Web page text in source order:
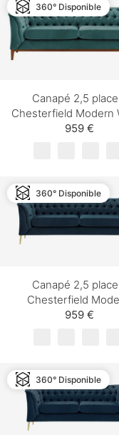
360° Disponible
Canapé 2,5
Chesterfield Modern
959 €
360° Disponible
Canapé 2,5
Chesterfield
959 €
360° Disponible